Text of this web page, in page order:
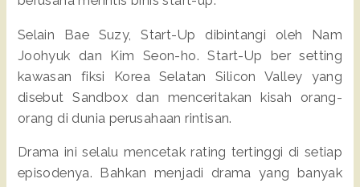
Selain Bae Suzy, Start-Up dibintangi oleh Nam
Joohyuk dan Kim Seon-ho. Start-Up ber setting
kawasan fiksi Korea Selatan Silicon Valley yang
disebut Sandbox dan menceritakan kisah orang-
orang di dunia perusahaan rintisan.
Drama ini selalu mencetak rating tertinggi di setiap
episodenya. Bahkan menjadi drama yang banyak